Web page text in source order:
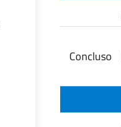
Concluso